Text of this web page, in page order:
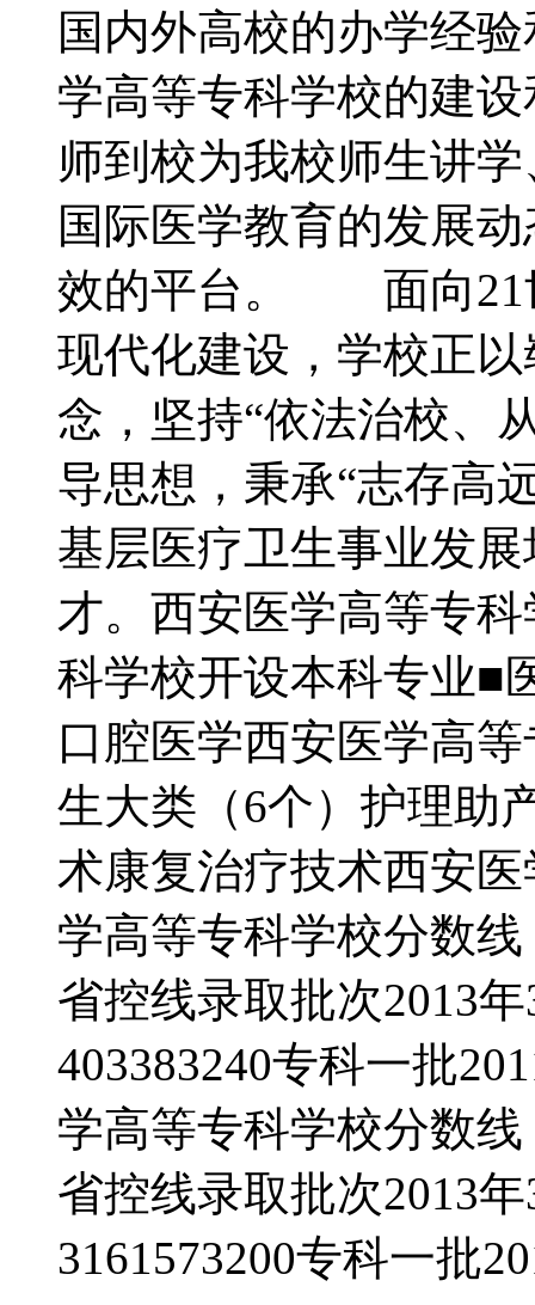
国内外高校的办学经
学高等专科学校的建
师到校为我校师生讲
国际医学教育的发展
效的平台。 面向21
现代化建设，学校正
念，坚持“依法治校、
导思想，秉承“志存高
基层医疗卫生事业发
才。西安医学高等专
科学校开设本科专业■
口腔医学西安医学高
生大类（6个）护理助
术康复治疗技术西安
学高等专科学校分数
省控线录取批次2013
403383240专科一批
学高等专科学校分数
省控线录取批次2013
3161573200专科一批